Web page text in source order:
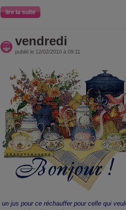
lire la suite
vendredi
publié le 12/02/2010 à 09:11
un jus pour ce réchauffer pour celle qui